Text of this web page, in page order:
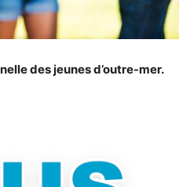
des jeunes d’outre-mer.